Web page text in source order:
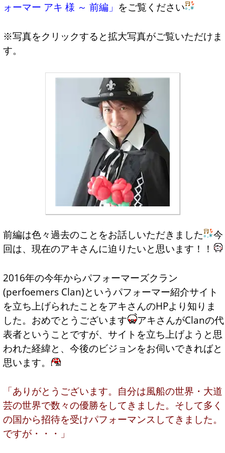
ォーマー アキ 様 ～ 前編」 をご覧ください
※写真をクリックすると拡大写真がご覧いただけま
す。
前編は色々過去のことをお話しいただきました
今
回は、現在のアキさんに迫りたいと思います！！
2016年の今年からパフォーマーズクラン
(perfoemers Clan)というパフォーマー紹介サイト
を立ち上げられたことをアキさんのHPより知りま
した。おめでとうございます
アキさんがClanの代
表者ということですが、サイトを立ち上げようと思
われた経緯と、今後のビジョンをお伺いできればと
思います。
「ありがとうございます。自分は風船の世界・大道
芸の世界で数々の優勝をしてきました。そして多く
の国から招待を受けパフォーマンスしてきました。
ですが・・・」